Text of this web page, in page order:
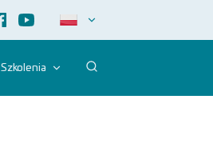
Szkolenia